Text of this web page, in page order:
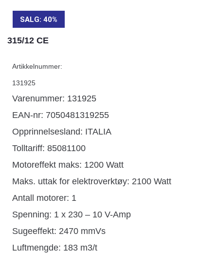
SALG: 40%
315/12 CE
Artikkelnummer:
131925
Varenummer: 131925
EAN-nr: 7050481319255
Opprinnelsesland: ITALIA
Tolltariff: 85081100
Motoreffekt maks: 1200 Watt
Maks. uttak for elektroverktøy: 2100 Watt
Antall motorer: 1
Spenning: 1 x 230 – 10 V-Amp
Sugeeffekt: 2470 mmVs
Luftmengde: 183 m3/t